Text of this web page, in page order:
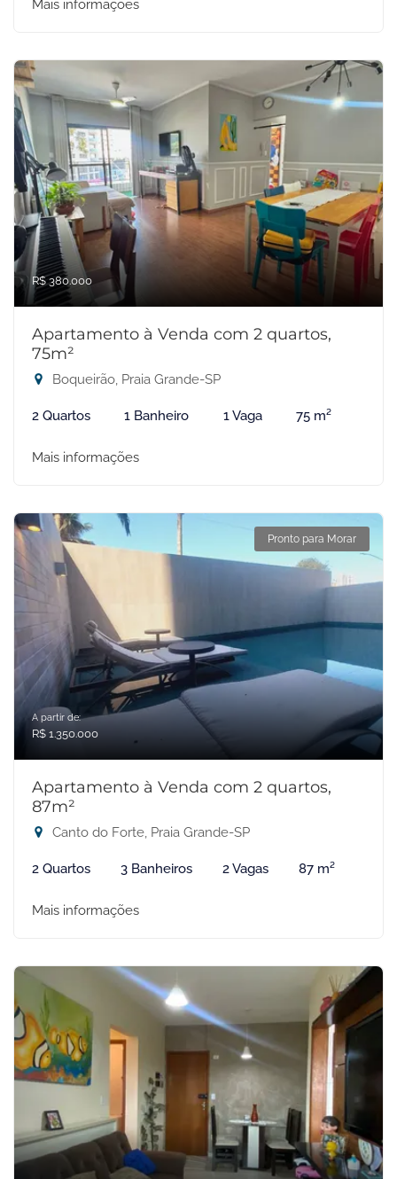
Mais informações
R$ 380.000
Apartamento à Venda com 2 quartos,
75m²
Boqueirão, Praia Grande-SP
2 Quartos 1 Banheiro 1 Vaga 75 m²
Mais informações
Pronto para Morar
A partir de:
R$ 1.350.000
Apartamento à Venda com 2 quartos,
87m²
Canto do Forte, Praia Grande-SP
2 Quartos 3 Banheiros 2 Vagas 87 m²
Mais informações